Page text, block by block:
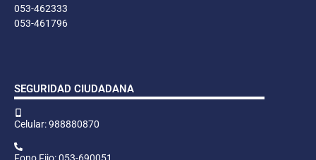
053-462333
053-461796
SEGURIDAD CIUDADANA
Celular: 988880870
Fono Fijo: 053-690051